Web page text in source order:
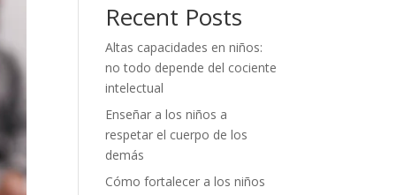
Recent Posts
Altas capacidades en niños:
no todo depende del cociente
intelectual
Enseñar a los niños a
respetar el cuerpo de los
demás
Cómo fortalecer a los niños